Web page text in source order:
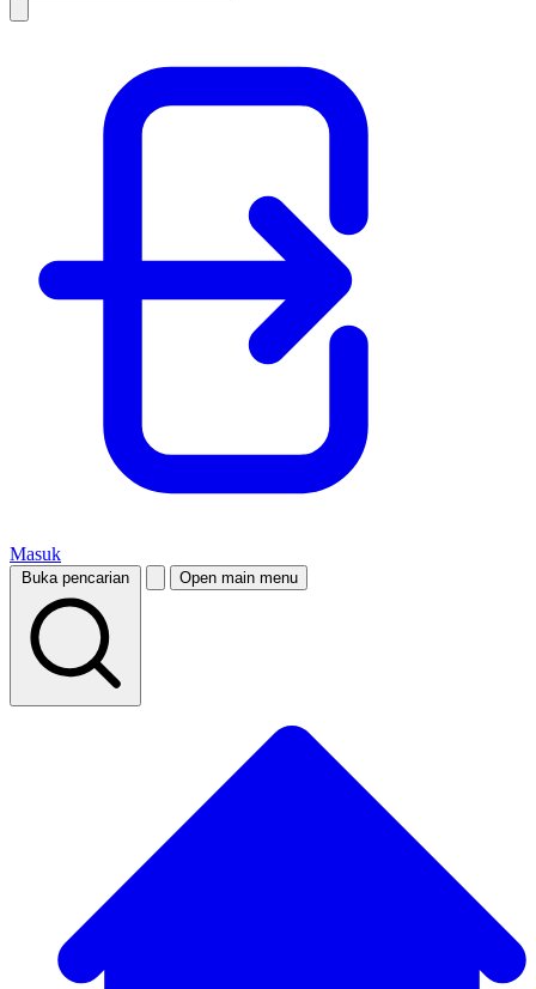
Masuk
Buka pencarian Open main menu